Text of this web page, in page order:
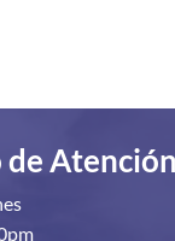
Atención